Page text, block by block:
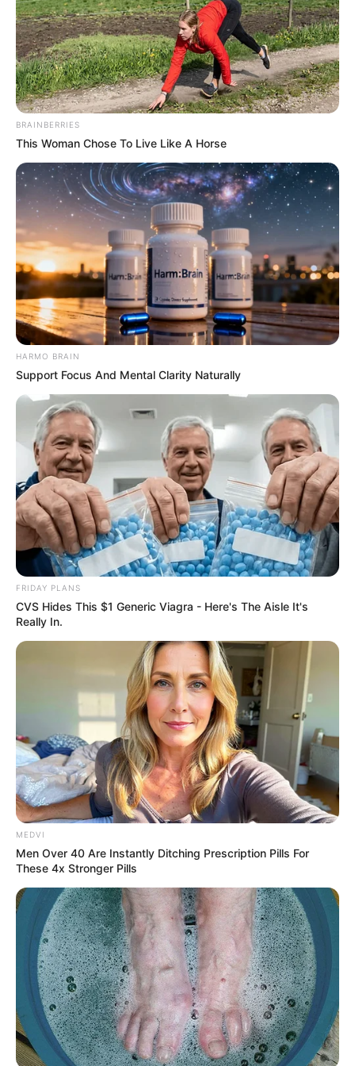
Σύνοψη άρθρου
Τα βασικά σημεία της είδησης
Ένας ένοπλος έπεσε νεκρός από πυρά της
Μυστικής Υπηρεσίας έξω από τον Λευκό Οίκο.
Κατά τη διάρκεια της ανταλλαγής πυρών
τραυματίστηκε κρίσιμα ένας ανυποψίαστος
Ακούστηκαν τουλάχιστον 20 πυροβολισμοί, με
τους δημοσιογράφους να τρέχουν να καλυφθούν
στην αίθουσα Τύπου.
Ο πρόεδρος Ντόναλντ Τραμπ βρισκόταν εντός της
προεδρικής κατοικίας την ώρα της επίθεσης.
Ισχυρές δυνάμεις της αστυνομίας, της
Εθνοφρουράς και του FBI έχουν αποκλείσει την
ευρύτερη περιοχή.
Η επιμέλεια της στήλης γίνεται από την συντακτική ομάδα
Κοινοποίησε άρθρο
Προσθήκη το newstok.grστην Google
Ανακαλύψτε περισσότερα άρθρα στα αποτελέσματα
αναζήτησης.
Σκηνές χάους εκτυλίχθηκαν το βράδυ του
Σαββάτου σε απόσταση αναπνοής από τον
Λευκό Οίκο, όταν ένας ένοπλος άνοιξε πυρ,
προκαλώντας την άμεση και θανατηφόρα
αντίδραση της Μυστικής Υπηρεσίας (Secret
BRAINBERRIES
This Woman Chose To Live Like A Horse
HARMO BRAIN
Support Focus And Mental Clarity Naturally
FRIDAY PLANS
CVS Hides This $1 Generic Viagra - Here's The Aisle It's
Really In.
MEDVI
Men Over 40 Are Instantly Ditching Prescription Pills For
These 4x Stronger Pills